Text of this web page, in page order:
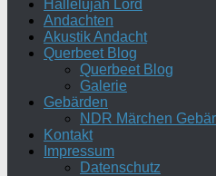
Hallelujah Lord
Andachten
Akustik Andacht
Querbeet Blog
Querbeet Blog
Galerie
Gebärden
NDR Märchen
Kontakt
Impressum
Datenschutz